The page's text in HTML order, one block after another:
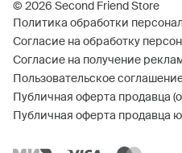
© 2026 Second Friend Store
Политика обработки
Согласие на обработку
Согласие на получение
Пользовательское
Публичная оферта продавца
Публичная оферта продавца